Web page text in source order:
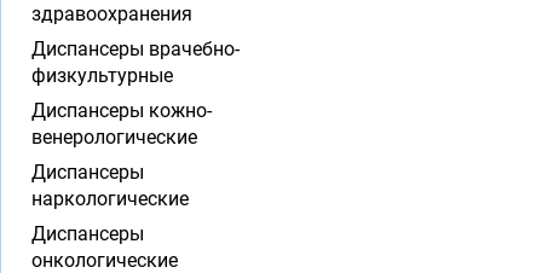
здравоохранения
Диспансеры врачебно-
физкультурные
Диспансеры кожно-
венерологические
Диспансеры
наркологические
Диспансеры
онкологические